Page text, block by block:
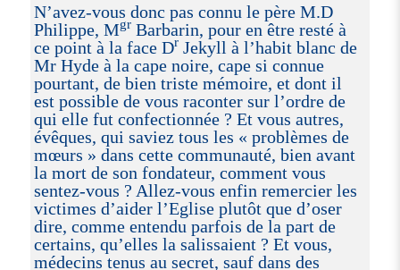
N’avez-vous donc pas connu le père M.D
Philippe, MgrBarbarin, pour en être resté à
ce point à la face DrJekyll à l’habit blanc de
Mr Hyde à la cape noire, cape si connue
pourtant, de bien triste mémoire, et dont il
est possible de vous raconter sur l’ordre de
qui elle fut confectionnée ? Et vous autres,
évêques, qui saviez tous les « problèmes de
mœurs » dans cette communauté, bien avant
la mort de son fondateur, comment vous
sentez-vous ? Allez-vous enfin remercier les
victimes d’aider l’Eglise plutôt que d’oser
dire, comme entendu parfois de la part de
certains, qu’elles la salissaient ? Et vous,
médecins tenus au secret, sauf dans des